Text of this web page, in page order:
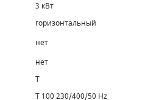
3 кВт
горизонтальный
нет
нет
T
T 100 230/400/50 Hz